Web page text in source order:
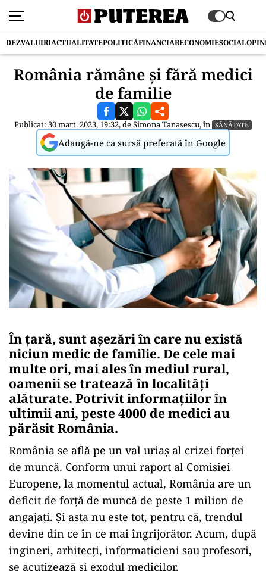
DEZVALUIRIACTUALITATEPOLITICĂFINANCIARECONOMIESOCIAL
România rămâne și fără medici
de familie
Publicat: 30 mart. 2023, 19:32, deSimona Tanasescu, în SĂNĂTATE
Adaugă-ne ca sursă preferată în Google
În țară, sunt așezări în care nu există
niciun medic de familie. De cele mai
multe ori, mai ales în mediul rural,
oamenii se tratează în localități
alăturate. Potrivit informațiilor în
ultimii ani, peste 4000 de medici au
părăsit România.
România se află pe un val uriaș al crizei forței
de muncă. Conform unui raport al Comisiei
Europene, la momentul actual, România are un
deficit de forță de muncă de peste 1 milion de
angajați. Și asta nu este tot, pentru că, trendul
devine din ce în ce mai îngrijorător. Acum, după
ingineri, arhitecți, informaticieni sau profesori,
se acutizează și exodul medicilor.